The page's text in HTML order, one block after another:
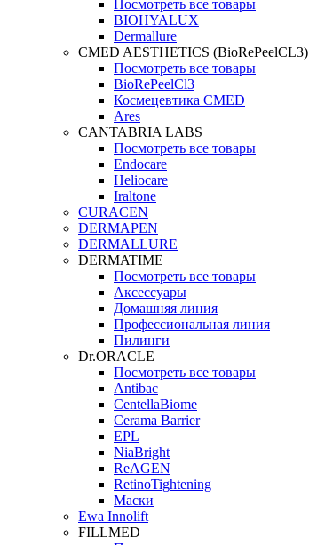
Посмотреть все товары
BIOHYALUX
Dermallure
CMED AESTHETICS (BioRePeelCL3)
Посмотреть все товары
BioRePeelCl3
Космецевтика CMED
Ares
CANTABRIA LABS
Посмотреть все товары
Endocare
Heliocare
Iraltone
CURACEN
DERMAPEN
DERMALLURE
DERMATIME
Посмотреть все товары
Аксессуары
Домашняя линия
Профессиональная линия
Пилинги
Dr.ORACLE
Посмотреть все товары
Antibac
CentellaBiome
Cerama Barrier
EPL
NiaBright
ReAGEN
RetinoTightening
Маски
Ewa Innolift
FILLMED